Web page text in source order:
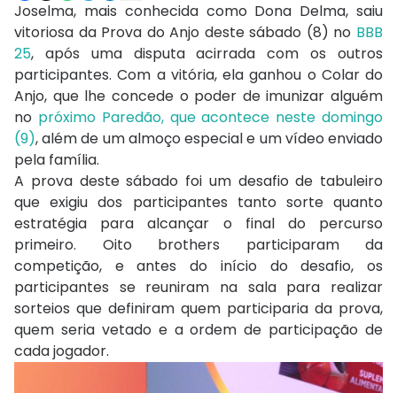
Joselma, mais conhecida como Dona Delma, saiu
vitoriosa da Prova do Anjo deste sábado (8) no BBB
25, após uma disputa acirrada com os outros
participantes. Com a vitória, ela ganhou o Colar do
Anjo, que lhe concede o poder de imunizar alguém
no próximo Paredão, que acontece neste domingo
(9), além de um almoço especial e um vídeo enviado
pela família.
A prova deste sábado foi um desafio de tabuleiro
que exigiu dos participantes tanto sorte quanto
estratégia para alcançar o final do percurso
primeiro. Oito brothers participaram da
competição, e antes do início do desafio, os
participantes se reuniram na sala para realizar
sorteios que definiram quem participaria da prova,
quem seria vetado e a ordem de participação de
cada jogador.